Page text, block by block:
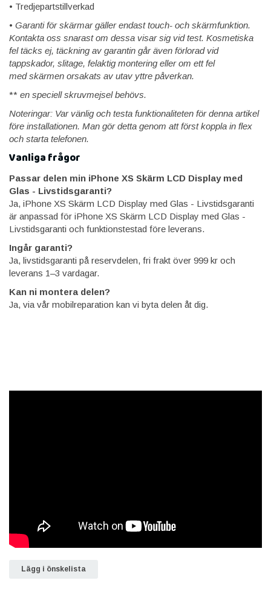
• Tredjepartstillverkad
• Garanti för skärmar gäller endast touch- och skärmfunktion.
Kontakta oss snarast om dessa visar sig vid test. Kosmetiska
fel täcks ej, täckning av garantin går även förlorad vid
tappskador, slitage, felaktig montering eller om ett fel
med skärmen orsakats av utav yttre påverkan.
** en speciell skruvmejsel behövs.
Noteringar: Var vänlig och testa funktionaliteten för denna artikel
före installationen. Man gör detta genom att först koppla in flex
och starta telefonen.
Vanliga frågor
Passar delen min iPhone XS Skärm LCD Display med
Glas - Livstidsgaranti?
Ja, iPhone XS Skärm LCD Display med Glas - Livstidsgaranti
är anpassad för iPhone XS Skärm LCD Display med Glas -
Livstidsgaranti och funktionstestad före leverans.
Ingår garanti?
Ja, livstidsgaranti på reservdelen, fri frakt över 999 kr och
leverans 1–3 vardagar.
Kan ni montera delen?
Ja, via vår mobilreparation kan vi byta delen åt dig.
Lägg i önskelista